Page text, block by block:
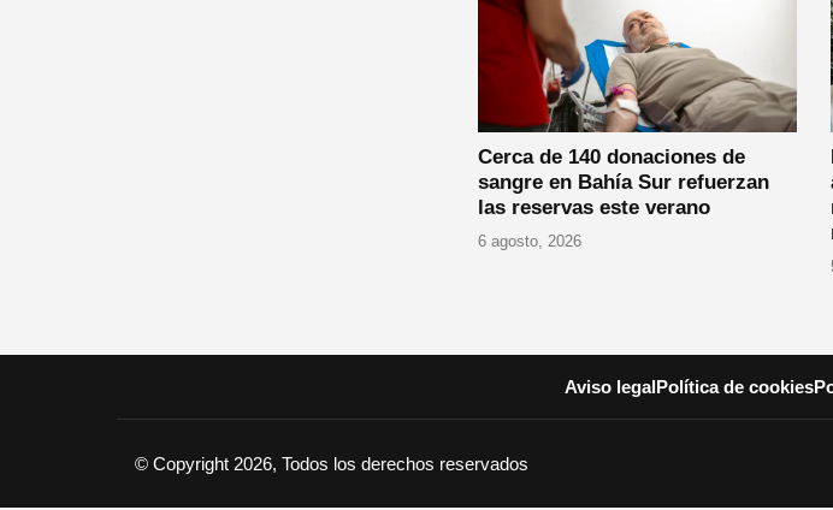
Cerca de 140 donaciones de
sangre en Bahía Sur refuerzan
las reservas este verano
6 agosto, 2026
Aviso legal Política de cookies
© Copyright 2026, Todos los derechos reservados